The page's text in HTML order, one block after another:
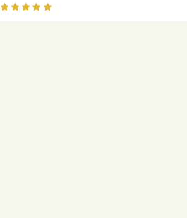
ovoce